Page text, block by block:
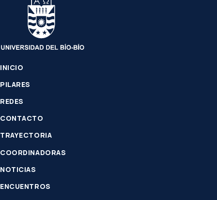
INICIO
PILARES
REDES
CONTACTO
TRAYECTORIA
COORDINADORAS
NOTICIAS
ENCUENTROS